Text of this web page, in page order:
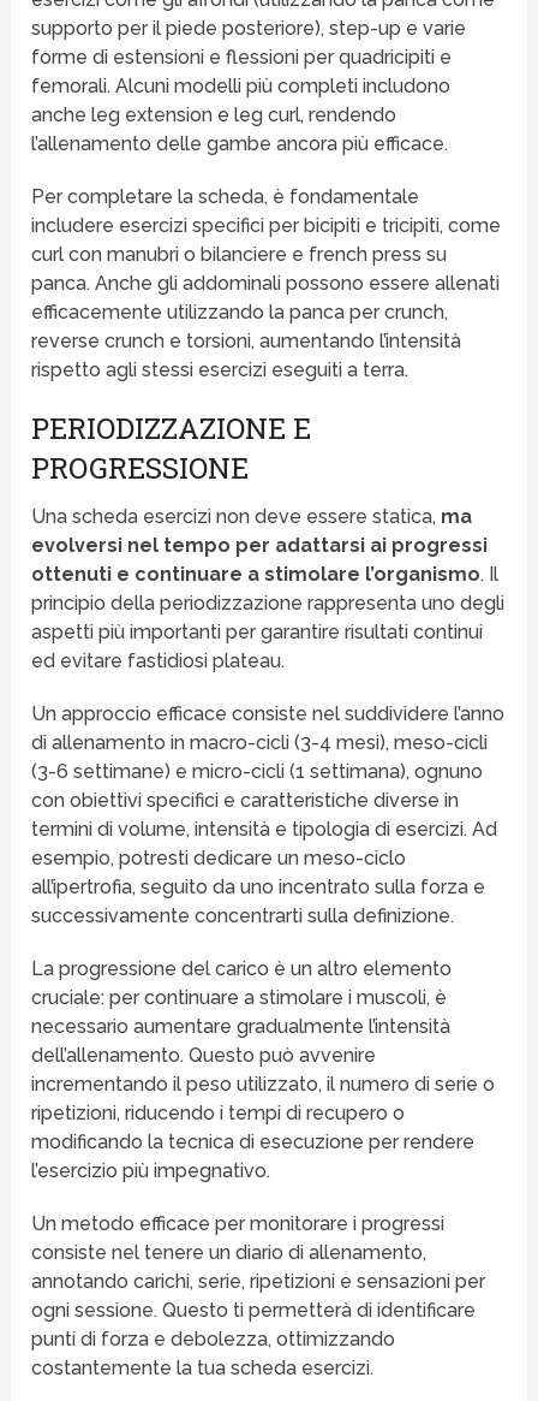
supporto per il piede posteriore), step-up e varie
forme di estensioni e flessioni per quadricipiti e
femorali. Alcuni modelli più completi includono
anche leg extension e leg curl, rendendo
l’allenamento delle gambe ancora più efficace.
Per completare la scheda, è fondamentale
includere esercizi specifici per bicipiti e tricipiti, come
curl con manubri o bilanciere e french press su
panca. Anche gli addominali possono essere allenati
efficacemente utilizzando la panca per crunch,
reverse crunch e torsioni, aumentando l’intensità
rispetto agli stessi esercizi eseguiti a terra.
PERIODIZZAZIONE E
PROGRESSIONE
Una scheda esercizi non deve essere statica, ma
evolversi nel tempo per adattarsi ai progressi
ottenuti e continuare a stimolare l’organismo. Il
principio della periodizzazione rappresenta uno degli
aspetti più importanti per garantire risultati continui
ed evitare fastidiosi plateau.
Un approccio efficace consiste nel suddividere l’anno
di allenamento in macro-cicli (3-4 mesi), meso-cicli
(3-6 settimane) e micro-cicli (1 settimana), ognuno
con obiettivi specifici e caratteristiche diverse in
termini di volume, intensità e tipologia di esercizi. Ad
esempio, potresti dedicare un meso-ciclo
all’ipertrofia, seguito da uno incentrato sulla forza e
successivamente concentrarti sulla definizione.
La progressione del carico è un altro elemento
cruciale: per continuare a stimolare i muscoli, è
necessario aumentare gradualmente l’intensità
dell’allenamento. Questo può avvenire
incrementando il peso utilizzato, il numero di serie o
ripetizioni, riducendo i tempi di recupero o
modificando la tecnica di esecuzione per rendere
l’esercizio più impegnativo.
Un metodo efficace per monitorare i progressi
consiste nel tenere un diario di allenamento,
annotando carichi, serie, ripetizioni e sensazioni per
ogni sessione. Questo ti permetterà di identificare
punti di forza e debolezza, ottimizzando
costantemente la tua scheda esercizi.